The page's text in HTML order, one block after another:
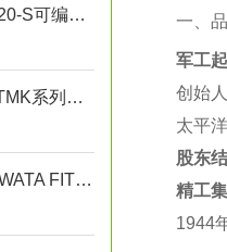
池田屋精品！坂口SSR-PG20-S可编程温度控制器技术参数
池田屋精品！TAKASAGO TMK系列高压直流电源 TMK1.0-50 参数介绍
池田屋精品！日本ANEST IWATA FIT13064B无油活塞式空压机
一、
军工
创始人‌
太平
股东
精工
1944